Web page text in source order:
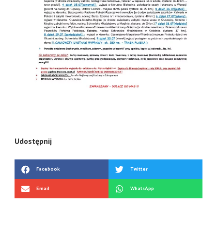
Udostępnij
Facebook Twitter
Email WhatsApp